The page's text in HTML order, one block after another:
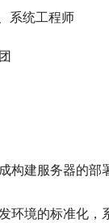
系统工程师
构建服务器的部
环境的标准化，